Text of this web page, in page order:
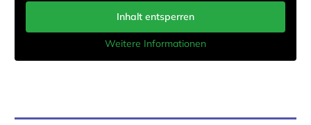
Inhalt entsperren
Weitere Informationen